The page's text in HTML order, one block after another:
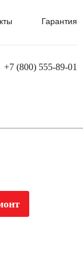
Гарантия
+7 (800) 555-89-01